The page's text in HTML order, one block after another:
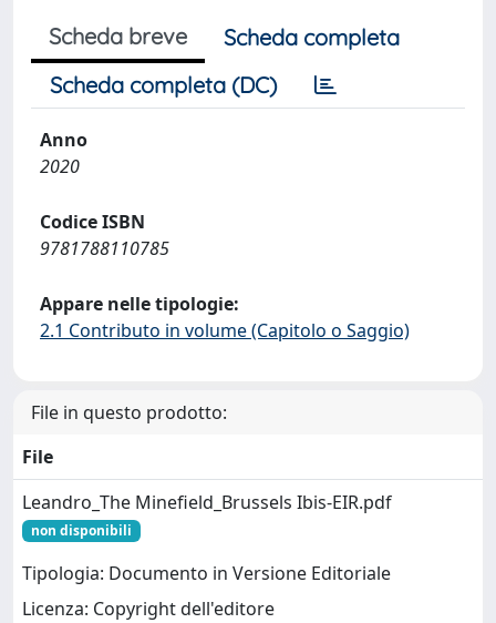
Scheda breve
Scheda completa
Scheda completa (DC)
Anno
2020
Codice ISBN
9781788110785
Appare nelle tipologie:
2.1 Contributo in volume (Capitolo o Saggio)
File in questo prodotto:
File
Leandro_The Minefield_Brussels Ibis-EIR.pdf
non disponibili
Tipologia: Documento in Versione Editoriale
Licenza: Copyright dell'editore